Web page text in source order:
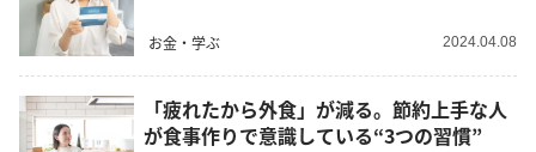
お金・学ぶ 2024.04.08
「疲れたから外食」が減る。節約上手な人
が食事作りで意識している“3つの習慣”